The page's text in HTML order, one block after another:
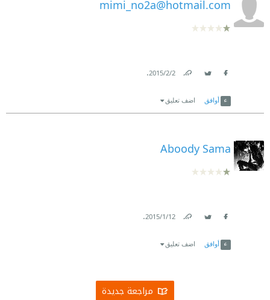
mimi_no2a@hotmail.com
2‏/2‏/2015
.
أوافق اضف تعليق
Aboody Sama
12‏/1‏/2015
.
أوافق اضف تعليق
مراجعة جديدة